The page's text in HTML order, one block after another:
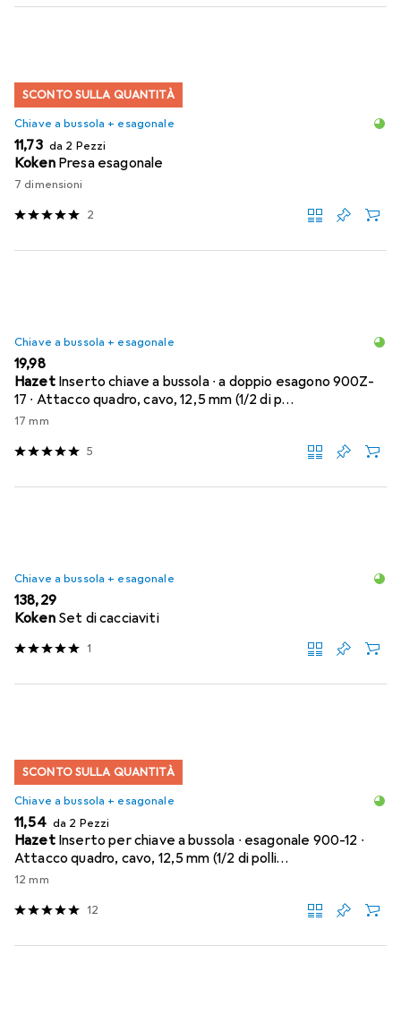
SCONTO SULLA QUANTITÀ
Chiave a bussola + esagonale
EUR
11,73 da 2 Pezzi
Koken Presa esagonale
7 dimensioni
2
Chiave a bussola + esagonale
EUR
19,98
Hazet Inserto chiave a bussola ∙ a doppio esagono 900Z-
17 ∙ Attacco quadro, cavo, 12,5 mm (1/2 di p…
17 mm
5
Chiave a bussola + esagonale
EUR
138,29
Koken Set di cacciaviti
1
SCONTO SULLA QUANTITÀ
Chiave a bussola + esagonale
EUR
11,54 da 2 Pezzi
Hazet Inserto per chiave a bussola ∙ esagonale 900-12 ∙
Attacco quadro, cavo, 12,5 mm (1/2 di polli…
12 mm
12